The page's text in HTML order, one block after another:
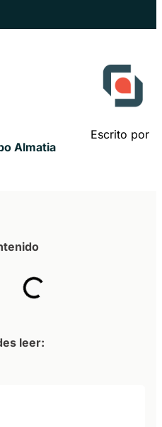
Escrito por
Almatia
leer: